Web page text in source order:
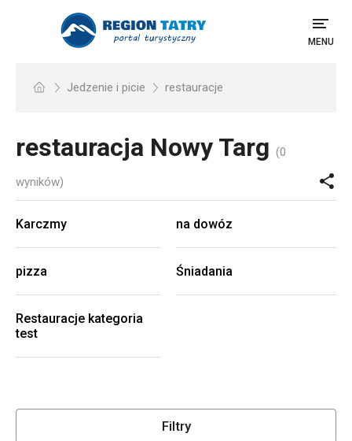
MENU
Jedzenie i picie restauracje
restauracja Nowy Targ (0
wyników)
Karczmy na dowóz
pizza Śniadania
Restauracje kategoria
test
Filtry